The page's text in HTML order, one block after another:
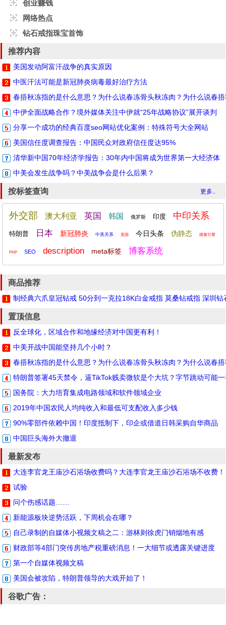
创业赚钱
网络热点
钻石戒指珠宝首饰
推荐内容
美国发动阿富汗战争的真实原因
中医汗法可能是新冠肺炎病毒最好治疗方法
春捂秋冻指的是什么意思？为什么说春冻骨头秋冻肉？为什么说春
中伊全面战略合作？境外媒体关注中伊就“25年战略协议”展开谈判
分享一个成功的经典百度seo网站优化案例：特殊符号大全网站
美国信任度调查报告：中国民众对政府信任度达95%
清华新中国70年经济学报告：30年内中国将成为世界第一大经济体
中美会发生战争吗？中美战争会是什么后果？
更多..
按标签查询
外交部 澳大利亚 英国 韩国 俄罗斯 印度 中印关系
特朗普 日本 新冠肺炎 中美关系 美国 今日头条 伪静态 搜索引擎
PHP SEO description meta标签 博客系统
商品推荐
制经典六爪皇冠钻戒 50分到一克拉18K白金戒指 莫桑钻戒指 深圳钻
置顶信息
反全球化，区域合作和地缘经济对中国更有利！
中美开战中国能坚持几个小时？
春捂秋冻指的是什么意思？为什么说春冻骨头秋冻肉？为什么说春
特朗普签署45天禁令，逼TikTok贱卖微软是个大坑？字节跳动可能
国务院：大力培育集成电路领域和软件领域企业
2019年中国农民人均纯收入和最低可支配收入多少钱
90%零部件依赖中国！印度抵制下，印企或借道日韩采购自华商品
中国巨头海外大撤退
最新发布
大连李官龙王庙沙石浴场收费吗？大连李官龙王庙沙石浴场不收费！
试验
问个伤感话题……
新能源板块逆势活跃，下周机会在哪？
自己录制的自媒体小视频文稿之二：游林则徐虎门销烟地有感
财政部等4部门突传房地产税重磅消息！一大细节或透露关键进度
第一个自媒体视频文稿
美国会被攻陷，特朗普领导的大戏开始了！
谷歌广告：